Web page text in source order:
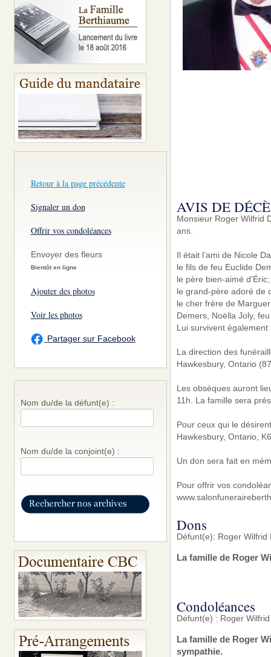
Retour à la page précédente
Signaler un don
Offrir vos condoléances
Envoyer des fleurs
Bientôt en ligne
Ajouter des photos
Voir les photos
Partager sur Facebook
Nom du/de la défunt(e) :
Nom du/de la conjoint(e) :
AVIS DE
Monsieur Roger Wilfrid
ans.
Il était l’ami de Nicole
le fils de feu Euclide
le père bien-aimé d’Éric;
le grand-père adoré de
le cher frère de
Demers, Noëlla Joly,
Lui survivent
La direction des
Hawkesbury, Ontario
Les obsèques auront
11h. La famille sera
Pour ceux qui le
Hawkesbury, Ontario,
Un don sera fait en
Pour offrir vos
Dons
Défunt(e): Roger
La famille de Roger
Condoléances
Défunt(e) : Roger
La famille de Roger
sympathie.